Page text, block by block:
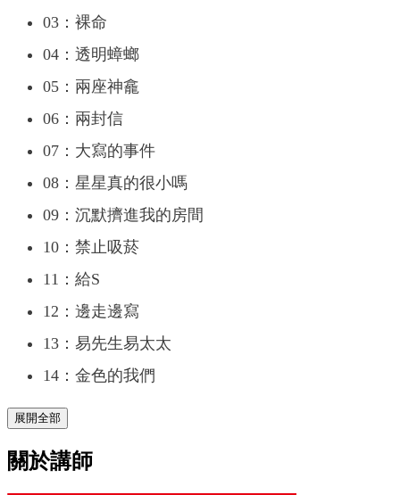
03：裸命
04：透明蟑螂
05：兩座神龕
06：兩封信
07：大寫的事件
08：星星真的很小嗎
09：沉默擠進我的房間
10：禁止吸菸
11：給S
12：邊走邊寫
13：易先生易太太
14：金色的我們
展開全部
關於講師